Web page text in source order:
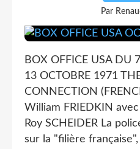
Par
BOX OFFICE USA DU
13 OCTOBRE 1971
CONNECTION
William FRIEDKIN
Roy SCHEIDER La
sur la "filière